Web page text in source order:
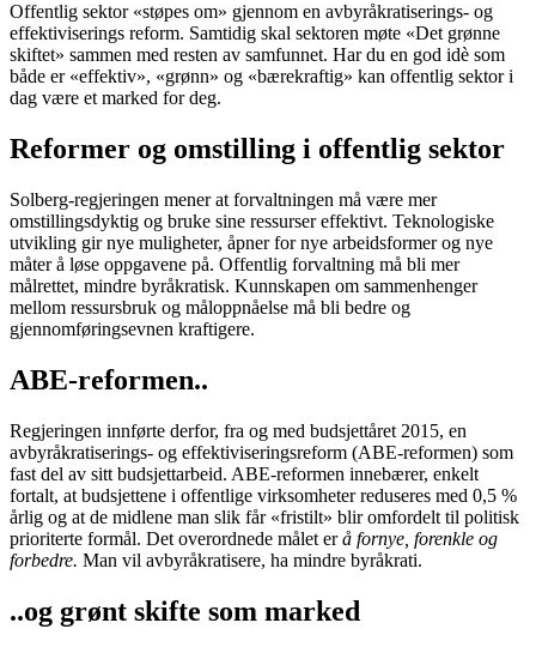
Offentlig sektor «støpes om» gjennom en avbyråkratiserings- og
effektiviserings reform. Samtidig skal sektoren møte «Det grønne
skiftet» sammen med resten av samfunnet. Har du en god idè som
både er «effektiv», «grønn» og «bærekraftig» kan offentlig sektor i
dag være et marked for deg.
Reformer og omstilling i offentlig sektor
Solberg-regjeringen mener at forvaltningen må være mer
omstillingsdyktig og bruke sine ressurser effektivt. Teknologiske
utvikling gir nye muligheter, åpner for nye arbeidsformer og nye
måter å løse oppgavene på. Offentlig forvaltning må bli mer
målrettet, mindre byråkratisk. Kunnskapen om sammenhenger
mellom ressursbruk og måloppnåelse må bli bedre og
gjennomføringsevnen kraftigere.
ABE-reformen..
Regjeringen innførte derfor, fra og med budsjettåret 2015, en
avbyråkratiserings- og effektiviseringsreform (ABE-reformen) som
fast del av sitt budsjettarbeid. ABE-reformen innebærer, enkelt
fortalt, at budsjettene i offentlige virksomheter reduseres med 0,5 %
årlig og at de midlene man slik får «fristilt» blir omfordelt til politisk
prioriterte formål. Det overordnede målet erå fornye, forenkle og
forbedre. Man vil avbyråkratisere, ha mindre byråkrati.
..og grønt skifte som marked